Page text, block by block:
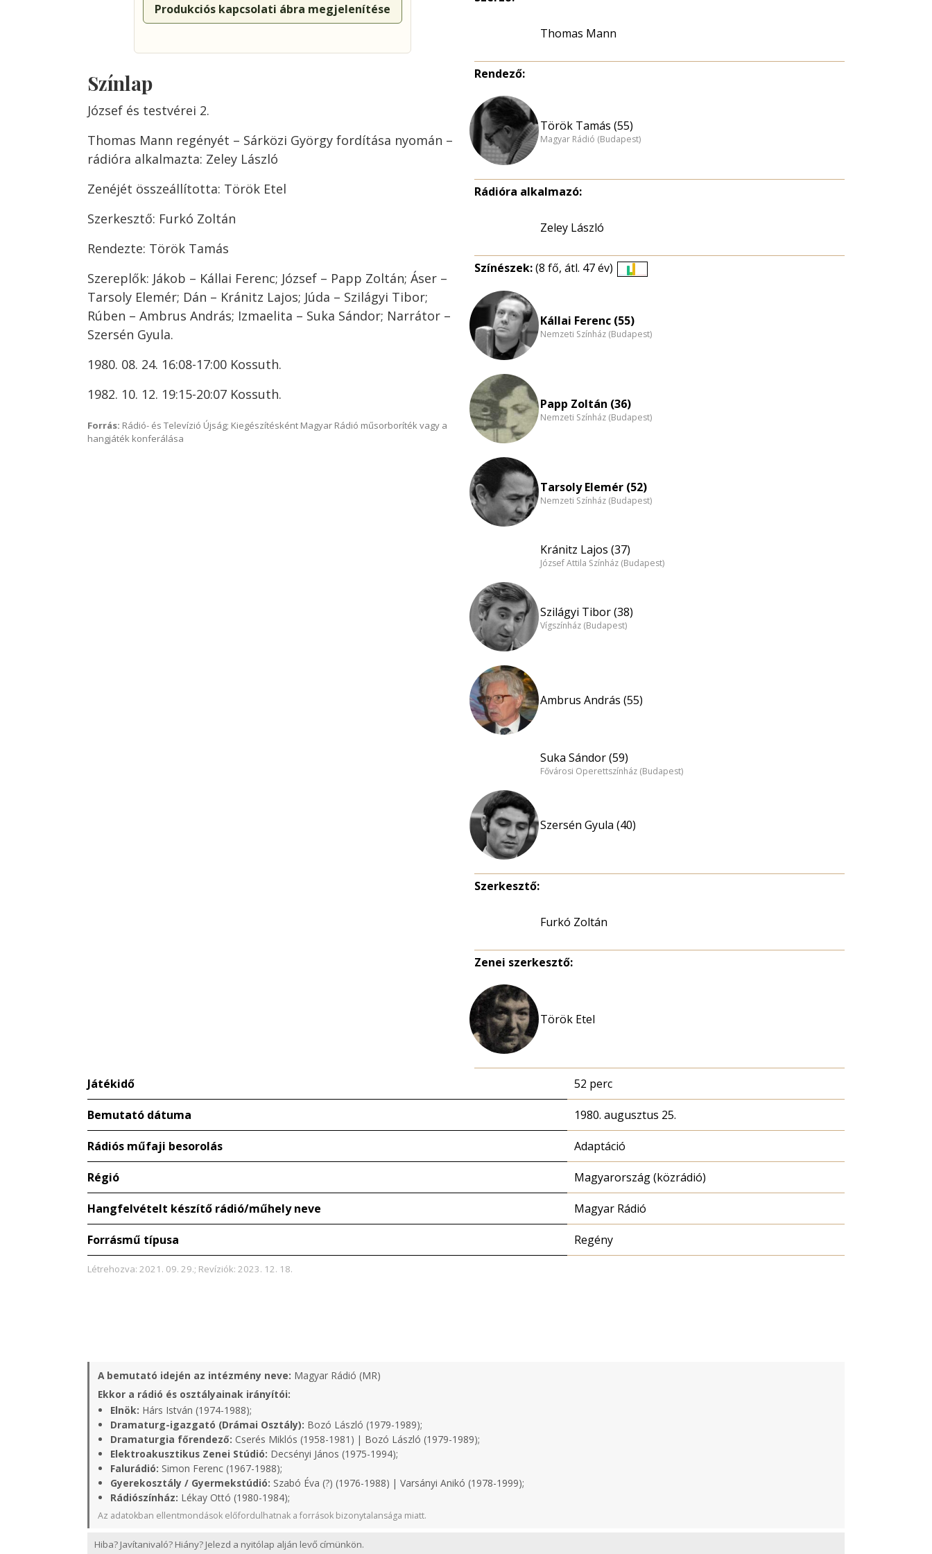
Produkciós kapcsolati ábra megjelenítése
Színlap
József és testvérei 2.
Thomas Mann regényét – Sárközi György fordítása nyomán –
rádióra alkalmazta: Zeley László
Zenéjét összeállította: Török Etel
Szerkesztő: Furkó Zoltán
Rendezte: Török Tamás
Szereplők: Jákob – Kállai Ferenc; József – Papp Zoltán; Áser –
Tarsoly Elemér; Dán – Kránitz Lajos; Júda – Szilágyi Tibor;
Rúben – Ambrus András; Izmaelita – Suka Sándor; Narrátor –
Szersén Gyula.
1980. 08. 24. 16:08-17:00 Kossuth.
1982. 10. 12. 19:15-20:07 Kossuth.
Forrás: Rádió- és Televízió Újság; Kiegészítésként Magyar Rádió műsorboríték vagy a
hangjáték konferálása
Thomas Mann
Rendező:
Török Tamás (55)
Magyar Rádió (Budapest)
Rádióra alkalmazó:
Zeley László
Színészek:(8 fő, átl. 47 év)
nagyítása
Kállai Ferenc (55)
Nemzeti Színház (Budapest)
Papp Zoltán (36)
Nemzeti Színház (Budapest)
Tarsoly Elemér (52)
Nemzeti Színház (Budapest)
Kránitz Lajos (37)
József Attila Színház (Budapest)
Szilágyi Tibor (38)
Vígszínház (Budapest)
Ambrus András (55)
Suka Sándor (59)
Fővárosi Operettszínház (Budapest)
Szersén Gyula (40)
Szerkesztő:
Furkó Zoltán
Zenei szerkesztő:
Török Etel
Játékidő 52 perc
Bemutató dátuma 1980. augusztus 25.
Rádiós műfaji besorolás Adaptáció
Régió Magyarország (közrádió)
Hangfelvételt készítő rádió/műhely neve Magyar Rádió
Forrásmű típusa Regény
Létrehozva: 2021. 09. 29.; Revíziók: 2023. 12. 18.
A bemutató idején az intézmény neve: Magyar Rádió (MR)
Ekkor a rádió és osztályainak irányítói:
Elnök: Hárs István (1974-1988);
Dramaturg-igazgató (Drámai Osztály): Bozó László (1979-1989);
Dramaturgia főrendező: Cserés Miklós (1958-1981) | Bozó László (1979-1989);
Elektroakusztikus Zenei Stúdió: Decsényi János (1975-1994);
Falurádió: Simon Ferenc (1967-1988);
Gyerekosztály / Gyermekstúdió: Szabó Éva (?) (1976-1988) | Varsányi Anikó (1978-1999);
Rádiószínház: Lékay Ottó (1980-1984);
Az adatokban ellentmondások előfordulhatnak a források bizonytalansága miatt.
Hiba? Javítanivaló? Hiány? Jelezd a nyitólap alján levő címünkön.